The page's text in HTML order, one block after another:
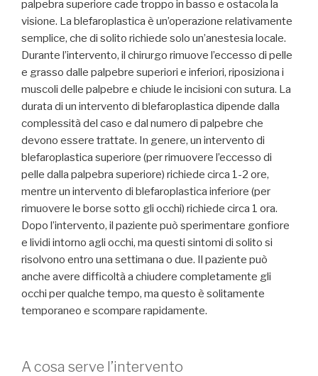
palpebra superiore cade troppo in basso e ostacola la
visione. La blefaroplastica è un’operazione relativamente
semplice, che di solito richiede solo un’anestesia locale.
Durante l’intervento, il chirurgo rimuove l’eccesso di pelle
e grasso dalle palpebre superiori e inferiori, riposiziona i
muscoli delle palpebre e chiude le incisioni con sutura. La
durata di un intervento di blefaroplastica dipende dalla
complessità del caso e dal numero di palpebre che
devono essere trattate. In genere, un intervento di
blefaroplastica superiore (per rimuovere l’eccesso di
pelle dalla palpebra superiore) richiede circa 1-2 ore,
mentre un intervento di blefaroplastica inferiore (per
rimuovere le borse sotto gli occhi) richiede circa 1 ora.
Dopo l’intervento, il paziente può sperimentare gonfiore
e lividi intorno agli occhi, ma questi sintomi di solito si
risolvono entro una settimana o due. Il paziente può
anche avere difficoltà a chiudere completamente gli
occhi per qualche tempo, ma questo è solitamente
temporaneo e scompare rapidamente.
A cosa serve l’intervento